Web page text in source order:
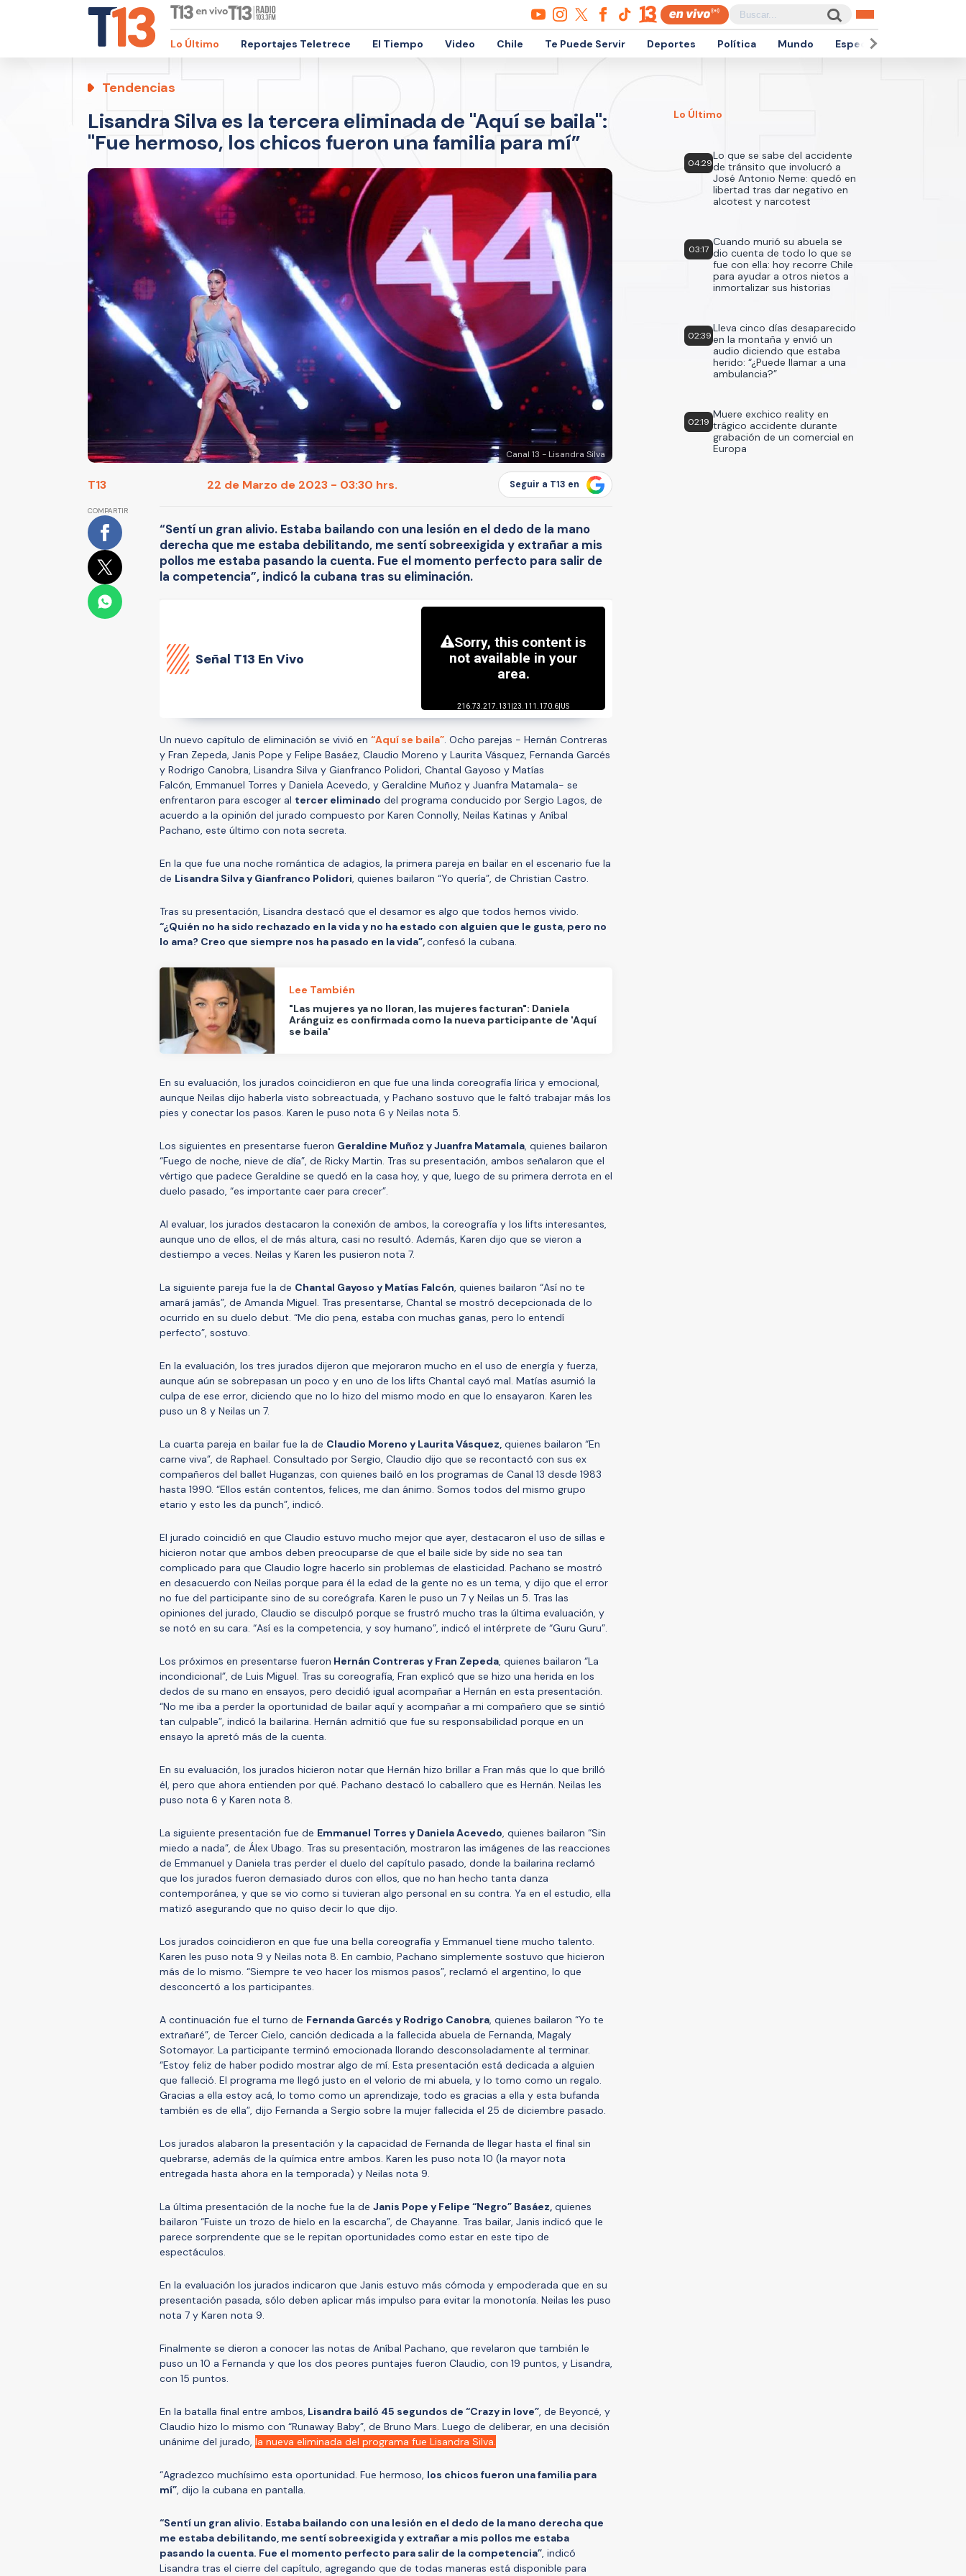
Lo Último Reportajes Teletrece El Tiempo Video Chile Te Puede Servir Deportes Política Mundo Espectáculos
Tendencias
Lisandra Silva es la tercera eliminada de "Aquí se baila":
"Fue hermoso, los chicos fueron una familia para mí”
Canal 13 - Lisandra Silva
T13 22 de Marzo de 2023 - 03:30 hrs. Seguir a T13 en
COMPARTIR
“Sentí un gran alivio. Estaba bailando con una lesión en el dedo de la mano
derecha que me estaba debilitando, me sentí sobreexigida y extrañar a mis
pollos me estaba pasando la cuenta. Fue el momento perfecto para salir de
la competencia”, indicó la cubana tras su eliminación.
Señal T13 En Vivo
Un nuevo capítulo de eliminación se vivió en “Aquí se baila”. Ocho parejas - Hernán Contreras
y Fran Zepeda, Janis Pope y Felipe Basáez, Claudio Moreno y Laurita Vásquez, Fernanda Garcés
y Rodrigo Canobra, Lisandra Silva y Gianfranco Polidori, Chantal Gayoso y Matías
Falcón, Emmanuel Torres y Daniela Acevedo, y Geraldine Muñoz y Juanfra Matamala- se
enfrentaron para escoger al tercer eliminado del programa conducido por Sergio Lagos, de
acuerdo a la opinión del jurado compuesto por Karen Connolly, Neilas Katinas y Aníbal
Pachano, este último con nota secreta.
En la que fue una noche romántica de adagios, la primera pareja en bailar en el escenario fue la
de Lisandra Silva y Gianfranco Polidori, quienes bailaron “Yo quería”, de Christian Castro.
Tras su presentación, Lisandra destacó que el desamor es algo que todos hemos vivido.
“¿Quién no ha sido rechazado en la vida y no ha estado con alguien que le gusta, pero no
lo ama? Creo que siempre nos ha pasado en la vida”,confesó la cubana.
Lee También
"Las mujeres ya no lloran, las mujeres facturan": Daniela
Aránguiz es confirmada como la nueva participante de 'Aquí
se baila'
En su evaluación, los jurados coincidieron en que fue una linda coreografía lírica y emocional,
aunque Neilas dijo haberla visto sobreactuada, y Pachano sostuvo que le faltó trabajar más los
pies y conectar los pasos. Karen le puso nota 6 y Neilas nota 5.
Los siguientes en presentarse fueron Geraldine Muñoz y Juanfra Matamala, quienes bailaron
“Fuego de noche, nieve de día”, de Ricky Martin. Tras su presentación, ambos señalaron que el
vértigo que padece Geraldine se quedó en la casa hoy, y que, luego de su primera derrota en el
duelo pasado, “es importante caer para crecer”.
Al evaluar, los jurados destacaron la conexión de ambos, la coreografía y los lifts interesantes,
aunque uno de ellos, el de más altura, casi no resultó. Además, Karen dijo que se vieron a
destiempo a veces. Neilas y Karen les pusieron nota 7.
La siguiente pareja fue la de Chantal Gayoso y Matías Falcón, quienes bailaron “Así no te
amará jamás”, de Amanda Miguel. Tras presentarse, Chantal se mostró decepcionada de lo
ocurrido en su duelo debut. “Me dio pena, estaba con muchas ganas, pero lo entendí
perfecto”, sostuvo.
En la evaluación, los tres jurados dijeron que mejoraron mucho en el uso de energía y fuerza,
aunque aún se sobrepasan un poco y en uno de los lifts Chantal cayó mal. Matías asumió la
culpa de ese error, diciendo que no lo hizo del mismo modo en que lo ensayaron. Karen les
puso un 8 y Neilas un 7.
La cuarta pareja en bailar fue la de Claudio Moreno y Laurita Vásquez, quienes bailaron “En
carne viva”, de Raphael. Consultado por Sergio, Claudio dijo que se recontactó con sus ex
compañeros del ballet Huganzas, con quienes bailó en los programas de Canal 13 desde 1983
hasta 1990. “Ellos están contentos, felices, me dan ánimo. Somos todos del mismo grupo
etario y esto les da punch”, indicó.
El jurado coincidió en que Claudio estuvo mucho mejor que ayer, destacaron el uso de sillas e
hicieron notar que ambos deben preocuparse de que el baile side by side no sea tan
complicado para que Claudio logre hacerlo sin problemas de elasticidad. Pachano se mostró
en desacuerdo con Neilas porque para él la edad de la gente no es un tema, y dijo que el error
no fue del participante sino de su coreógrafa. Karen le puso un 7 y Neilas un 5. Tras las
opiniones del jurado, Claudio se disculpó porque se frustró mucho tras la última evaluación, y
se notó en su cara. “Así es la competencia, y soy humano”, indicó el intérprete de “Guru Guru”.
Los próximos en presentarse fueron Hernán Contreras y Fran Zepeda, quienes bailaron “La
incondicional”, de Luis Miguel. Tras su coreografía, Fran explicó que se hizo una herida en los
dedos de su mano en ensayos, pero decidió igual acompañar a Hernán en esta presentación.
“No me iba a perder la oportunidad de bailar aquí y acompañar a mi compañero que se sintió
tan culpable”, indicó la bailarina. Hernán admitió que fue su responsabilidad porque en un
ensayo la apretó más de la cuenta.
En su evaluación, los jurados hicieron notar que Hernán hizo brillar a Fran más que lo que brilló
él, pero que ahora entienden por qué. Pachano destacó lo caballero que es Hernán. Neilas les
puso nota 6 y Karen nota 8.
La siguiente presentación fue de Emmanuel Torres y Daniela Acevedo, quienes bailaron “Sin
miedo a nada”, de Álex Ubago. Tras su presentación, mostraron las imágenes de las reacciones
de Emmanuel y Daniela tras perder el duelo del capítulo pasado, donde la bailarina reclamó
que los jurados fueron demasiado duros con ellos, que no han hecho tanta danza
contemporánea, y que se vio como si tuvieran algo personal en su contra. Ya en el estudio, ella
matizó asegurando que no quiso decir lo que dijo.
Los jurados coincidieron en que fue una bella coreografía y Emmanuel tiene mucho talento.
Karen les puso nota 9 y Neilas nota 8. En cambio, Pachano simplemente sostuvo que hicieron
más de lo mismo. “Siempre te veo hacer los mismos pasos”, reclamó el argentino, lo que
desconcertó a los participantes.
A continuación fue el turno de Fernanda Garcés y Rodrigo Canobra, quienes bailaron “Yo te
extrañaré”, de Tercer Cielo, canción dedicada a la fallecida abuela de Fernanda, Magaly
Sotomayor. La participante terminó emocionada llorando desconsoladamente al terminar.
“Estoy feliz de haber podido mostrar algo de mí. Esta presentación está dedicada a alguien
que falleció. El programa me llegó justo en el velorio de mi abuela, y lo tomo como un regalo.
Gracias a ella estoy acá, lo tomo como un aprendizaje, todo es gracias a ella y esta bufanda
también es de ella”, dijo Fernanda a Sergio sobre la mujer fallecida el 25 de diciembre pasado.
Los jurados alabaron la presentación y la capacidad de Fernanda de llegar hasta el final sin
quebrarse, además de la química entre ambos. Karen les puso nota 10 (la mayor nota
entregada hasta ahora en la temporada) y Neilas nota 9.
La última presentación de la noche fue la de Janis Pope y Felipe “Negro” Basáez, quienes
bailaron “Fuiste un trozo de hielo en la escarcha”, de Chayanne. Tras bailar, Janis indicó que le
parece sorprendente que se le repitan oportunidades como estar en este tipo de
espectáculos.
En la evaluación los jurados indicaron que Janis estuvo más cómoda y empoderada que en su
presentación pasada, sólo deben aplicar más impulso para evitar la monotonía. Neilas les puso
nota 7 y Karen nota 9.
Finalmente se dieron a conocer las notas de Aníbal Pachano, que revelaron que también le
puso un 10 a Fernanda y que los dos peores puntajes fueron Claudio, con 19 puntos, y Lisandra,
con 15 puntos.
En la batalla final entre ambos, Lisandra bailó 45 segundos de “Crazy in love”, de Beyoncé, y
Claudio hizo lo mismo con “Runaway Baby”, de Bruno Mars. Luego de deliberar, en una decisión
unánime del jurado, la nueva eliminada del programa fue Lisandra Silva.
“Agradezco muchísimo esta oportunidad. Fue hermoso, los chicos fueron una familia para
mí”, dijo la cubana en pantalla.
“Sentí un gran alivio. Estaba bailando con una lesión en el dedo de la mano derecha que
me estaba debilitando, me sentí sobreexigida y extrañar a mis pollos me estaba
pasando la cuenta. Fue el momento perfecto para salir de la competencia”, indicó
Lisandra tras el cierre del capítulo, agregando que de todas maneras está disponible para
Lo Último
04:29
Lo que se sabe del accidente
de tránsito que involucró a
José Antonio Neme: quedó en
libertad tras dar negativo en
alcotest y narcotest
03:17
Cuando murió su abuela se
dio cuenta de todo lo que se
fue con ella: hoy recorre Chile
para ayudar a otros nietos a
inmortalizar sus historias
02:39
Lleva cinco días desaparecido
en la montaña y envió un
audio diciendo que estaba
herido: “¿Puede llamar a una
ambulancia?”
02:19
Muere exchico reality en
trágico accidente durante
grabación de un comercial en
Europa